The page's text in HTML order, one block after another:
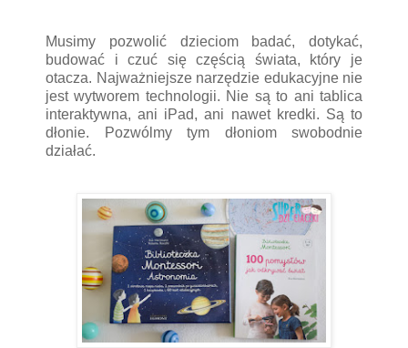
Musimy pozwolić dzieciom badać, dotykać,
budować i czuć się częścią świata, który je
otacza. Najważniejsze narzędzie edukacyjne nie
jest wytworem technologii. Nie są to ani tablica
interaktywna, ani iPad, ani nawet kredki. Są to
dłonie. Pozwólmy tym dłoniom swobodnie
działać.